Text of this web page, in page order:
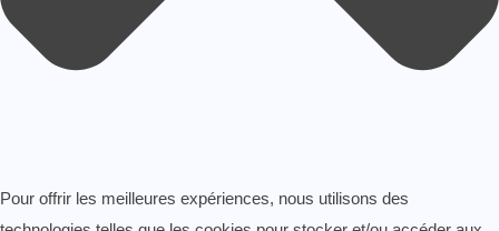
Pour offrir les meilleures expériences, nous utilisons des